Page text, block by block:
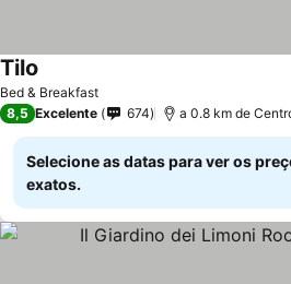
Bed & Breakfast
Tilo
8,5 Excelente 674 a 0.8 km de
Selecione as datas para ver os
exatos.